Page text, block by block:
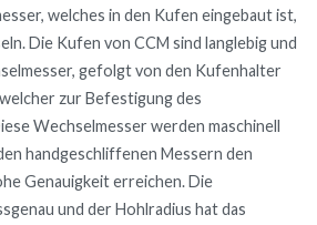
welches in den Kufen eingebaut ist,
Die Kufen von CCM sind langlebig und
gefolgt von den Kufenhalter
zur Befestigung des
Wechselmesser werden maschinell
handgeschliffenen Messern den
Genauigkeit erreichen. Die
und der Hohlradius hat das